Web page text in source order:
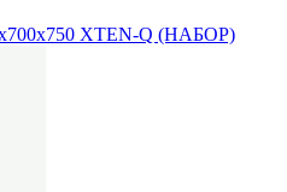
XTEN-Q (НАБОР)